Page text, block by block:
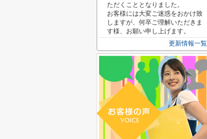
ただくこととなりました。
お客様には大変ご迷惑をおかけ致
しますが、何卒ご理解いただきま
す様、お願い申し上げます。
更新情報一覧